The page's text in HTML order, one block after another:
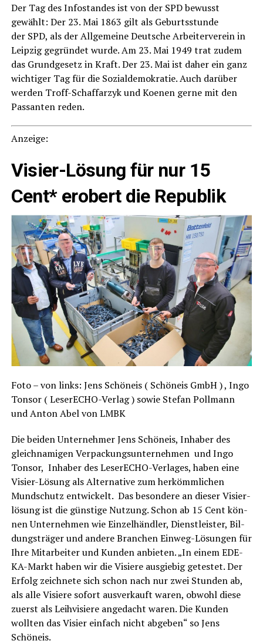
Der Tag des Info­stan­des ist von der SPD bewusst
gewählt: Der 23. Mai 1863 gilt als Geburts­stun­de
der SPD, als der All­ge­mei­ne Deut­sche Arbei­ter­ver­ein in
Leip­zig gegrün­det wur­de. Am 23. Mai 1949 trat zudem
das Grund­ge­setz in Kraft. Der 23. Mai ist daher ein ganz
wich­ti­ger Tag für die Sozi­al­de­mo­kra­tie. Auch dar­über
wer­den Troff-Schaffar­zyk und Koe­nen ger­ne mit den
Pas­san­ten reden.
Anzei­ge:
Visier-Lösung für nur 15
Cent* erobert die Republik
Foto – von links: Jens Schön­eis ( Schön­eis GmbH ) , Ingo
Ton­sor ( Lese­r­ECHO-Ver­lag ) sowie Ste­fan Poll­mann
und Anton Abel von LMBK
Die bei­den Unter­neh­mer Jens Schön­eis, Inha­ber des
gleich­na­mi­gen Ver­pa­ckungs­un­ter­neh­men und Ingo
Ton­sor, Inha­ber des Lese­r­ECHO-Ver­la­ges, haben eine
Visier-Lösung als Alter­na­ti­ve zum her­kömm­li­chen
Mund­schutz ent­wi­ckelt. Das beson­de­re an die­ser Visier­
lö­sung ist die güns­ti­ge Nut­zung. Schon ab 15 Cent kön­
nen Unter­neh­men wie Ein­zel­händ­ler, Dienst­leis­ter, Bil­
dungs­trä­ger und ande­re Bran­chen Ein­weg-Lösun­gen für
Ihre Mit­ar­bei­ter und Kun­den anbie­ten. „In einem EDE­
KA-Markt haben wir die Visie­re aus­gie­big getes­tet. Der
Erfolg zeich­ne­te sich schon nach nur zwei Stun­den ab,
als alle Visie­re sofort aus­ver­kauft waren, obwohl die­se
zuerst als Leih­vi­sie­re ange­dacht waren. Die Kun­den
woll­ten das Visier ein­fach nicht abge­ben“ so Jens
Schöneis.